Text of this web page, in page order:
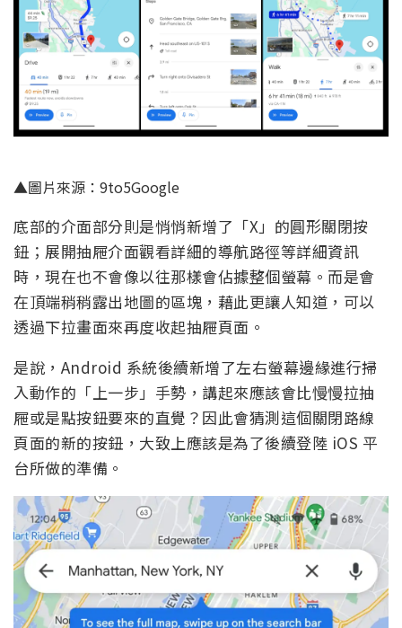
▲圖片來源：9to5Google
底部的介面部分則是悄悄新增了「X」的圓形關閉按
鈕；展開抽屜介面觀看詳細的導航路徑等詳細資訊
時，現在也不會像以往那樣會佔據整個螢幕。而是會
在頂端稍稍露出地圖的區塊，藉此更讓人知道，可以
透過下拉畫面來再度收起抽屜頁面。
是說，Android 系統後續新增了左右螢幕邊緣進行掃
入動作的「上一步」手勢，講起來應該會比慢慢拉抽
屜或是點按鈕要來的直覺？因此會猜測這個關閉路線
頁面的新的按鈕，大致上應該是為了後續登陸 iOS 平
台所做的準備。